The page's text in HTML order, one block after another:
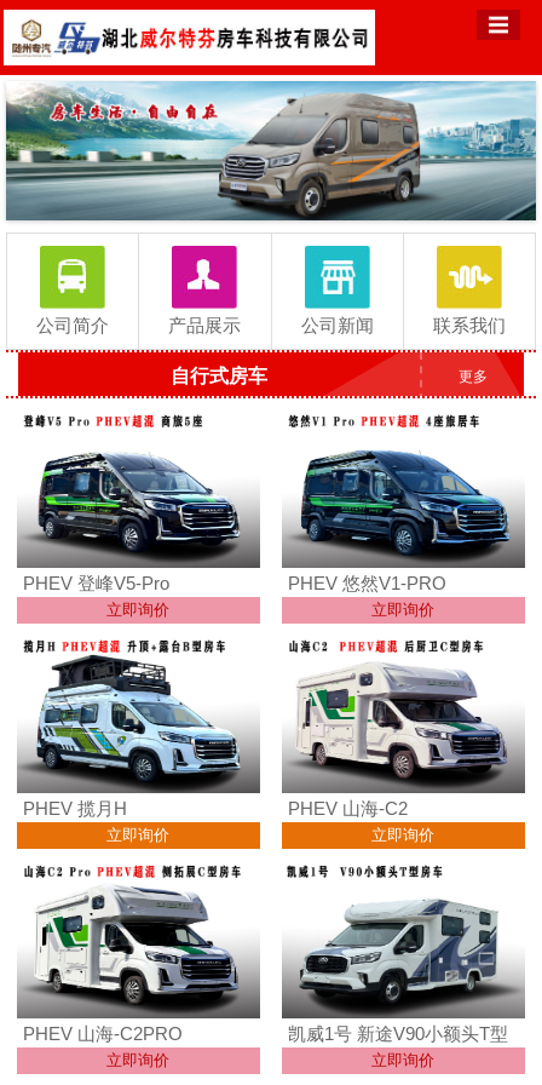
公司简介 产品展示 公司新闻 联系我们
自行式房车 更多
PHEV 登峰V5-Pro
立即询价
PHEV 悠然V1-PRO
立即询价
PHEV 揽月H
立即询价
PHEV 山海-C2
立即询价
PHEV 山海-C2PRO
立即询价
凯威1号 新途V90小额头T型
立即询价